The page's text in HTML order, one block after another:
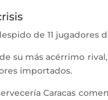
de 11 jugadores
su más acérrimo
importados.
Caracas